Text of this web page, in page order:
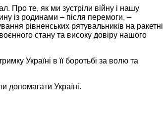
Про те, як ми зустріли війну і нашу
із родинами – після перемоги, –
рівненських рятувальників на ракетні
стану та високу довіру нашого
Україні в її боротьбі за волю та
допомагати Україні.